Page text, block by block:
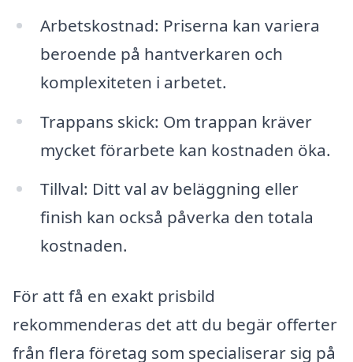
Arbetskostnad: Priserna kan variera
beroende på hantverkaren och
komplexiteten i arbetet.
Trappans skick: Om trappan kräver
mycket förarbete kan kostnaden öka.
Tillval: Ditt val av beläggning eller
finish kan också påverka den totala
kostnaden.
För att få en exakt prisbild
rekommenderas det att du begär offerter
från flera företag som specialiserar sig på